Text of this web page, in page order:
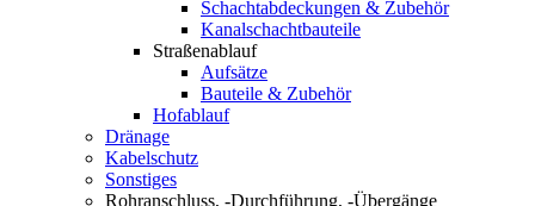
Schachtabdeckungen & Zubehör
Kanalschachtbauteile
Straßenablauf
Aufsätze
Bauteile & Zubehör
Hofablauf
Dränage
Kabelschutz
Sonstiges
Rohranschluss, -Durchführung, -Übergänge